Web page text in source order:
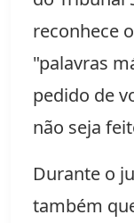
reconhece
"palavras
pedido de
não seja
Durante o
também